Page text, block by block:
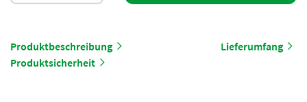
Produktbeschreibung
Lieferumfang
Produktsicherheit